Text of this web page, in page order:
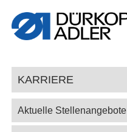
KARRIERE
Aktuelle Stellenangebote